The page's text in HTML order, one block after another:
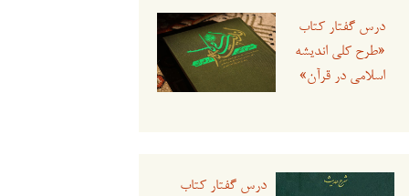
درس گفتار کتاب
«طرح کلی اندیشه
اسلامی در قرآن»
درس گفتار کتاب